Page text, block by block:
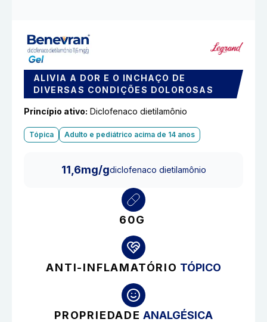
ALIVIA A DOR E O INCHAÇO DE
DIVERSAS CONDIÇÕES DOLOROSAS
Princípio ativo: Diclofenaco dietilamônio
Tópica Adulto e pediátrico acima de 14 anos
11,6mg/gdiclofenaco dietilamônio
60G
ANTI-INFLAMATÓRIO TÓPICO
PROPRIEDADE ANALGÉSICA